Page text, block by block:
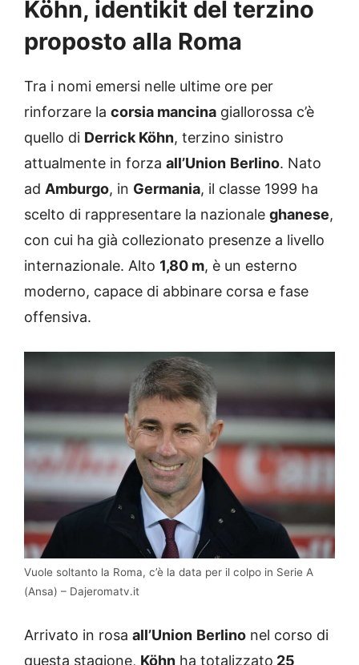
Köhn, identikit del terzino
proposto alla Roma
Tra i nomi emersi nelle ultime ore per
rinforzare la corsia mancina giallorossa c’è
quello di Derrick Köhn, terzino sinistro
attualmente in forza all’Union Berlino. Nato
ad Amburgo, in Germania, il classe 1999 ha
scelto di rappresentare la nazionale ghanese,
con cui ha già collezionato presenze a livello
internazionale. Alto 1,80 m, è un esterno
moderno, capace di abbinare corsa e fase
offensiva.
Vuole soltanto la Roma, c’è la data per il colpo in Serie A
(Ansa) – Dajeromatv.it
Arrivato in rosa all’Union Berlino nel corso di
questa stagione, Köhn ha totalizzato 25